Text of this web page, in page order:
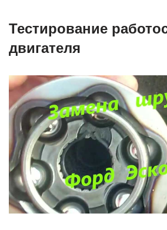
Тестирование
двигателя